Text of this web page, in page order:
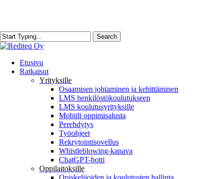
content
Search
Close
search
Menu
Etusivu
Ratkaisut
Yrityksille
Osaamisen johtaminen ja kehittäminen
LMS henkilöstökoulutukseen
LMS koulutusyrityksille
Mobiili oppimisalusta
Perehdytys
Työohjeet
Rekrytointisovellus
Whistleblowing-kanava
ChatGPT-botti
Oppilaitoksille
Opiskelijoiden ja koulutusten hallinta